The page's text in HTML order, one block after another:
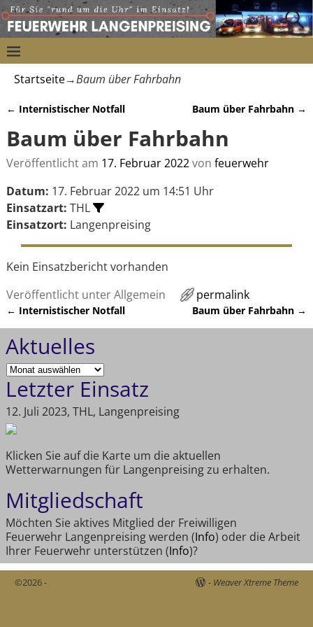
Startseite→Baum über Fahrbahn
← Internistischer Notfall Baum über Fahrbahn →
Baum über Fahrbahn
Veröffentlicht am 17. Februar 2022von feuerwehr
Datum: 17. Februar 2022 um 14:51 Uhr
Einsatzart: THL
Einsatzort: Langenpreising
Kein Einsatzbericht vorhanden
Veröffentlicht unterAllgemein permalink
Artikelnavigation
← Internistischer Notfall Baum über Fahrbahn →
Aktuelles
Letzter Einsatz
12. Juli 2023, THL, Langenpreising
Klicken Sie auf die Karte um die aktuellen
Wetterwarnungen für Langenpreising zu erhalten.
Mitgliedschaft
Möchten Sie aktives Mitglied der Freiwilligen
Feuerwehr Langenpreising werden (Info) oder die Arbeit
Ihrer Feuerwehr unterstützen (Info)?
©2026 - - Weaver Xtreme Theme